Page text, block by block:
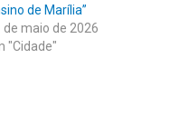
de Marília”
de maio de 2026
"Cidade"